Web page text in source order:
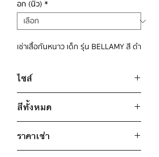
อก (นิ้ว) *
เช่าเสื้อกันหนาว เด็ก รุ่น BELLAMY สี ดำ
ไซส์
ไซส์ : 140
อก 44" / เอว 44" / สะโพก 44" /
ไหล่กว้าง 20" / วงแขน 20" / ยาว
24"
สีทั้งหมด
ดำ
ราคาเช่า